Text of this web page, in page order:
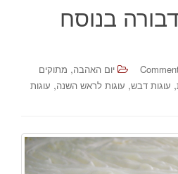
בנוסח
יום האהבה, מתוקים
, עוגות דבש, עוגות לראש השנה, עוגות